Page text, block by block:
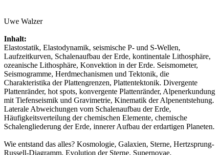
Uwe Walzer
Inhalt:
Elastostatik, Elastodynamik, seismische P- und S-Wellen,
Laufzeitkurven, Schalenaufbau der Erde, kontinentale Lithosphäre,
ozeanische Lithosphäre, Konvektion in der Erde. Seismometer,
Seismogramme, Herdmechanismen und Tektonik, die
Charakteristika der Plattengrenzen, Plattentektonik. Divergente
Plattenränder, hot spots, konvergente Plattenränder, Alpenerkundung
mit Tiefenseismik und Gravimetrie, Kinematik der Alpenentstehung.
Laterale Abweichungen vom Schalenaufbau der Erde,
Häufigkeitsverteilung der chemischen Elemente, chemische
Schalengliederung der Erde, innerer Aufbau der erdartigen Planeten.
Wie entstand das alles? Kosmologie, Galaxien, Sterne, Hertzsprung-
Russell-Diagramm, Evolution der Sterne, Supernovae,